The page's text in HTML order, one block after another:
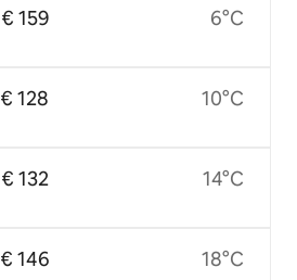
€ 159
€ 128
€ 132
€ 146
6°C
10°C
14°C
18°C